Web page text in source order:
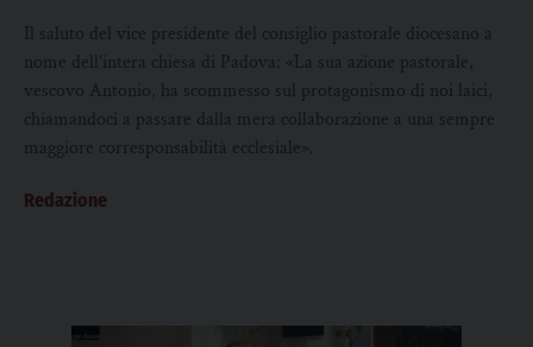
Il saluto del vice presidente del consiglio pastorale diocesano a
nome dell'intera chiesa di Padova: «La sua azione pastorale,
vescovo Antonio, ha scommesso sul protagonismo di noi laici,
chiamandoci a passare dalla mera collaborazione a una sempre
maggiore corresponsabilità ecclesiale».
Redazione